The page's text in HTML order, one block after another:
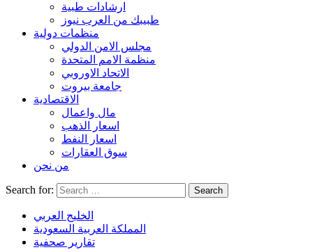
ارشادات طبية
طبيبك من العرب نيوز
منظمات دولية
مجلس الامن الدولي
منظمة الامم المتحدة
الاتحاد الاوروبي
جامعة بيروت
الاقتصادية
مال واعمال
اسعار الذهب
اسعار النفط
سوق العقارات
من نحن
Search for:
الخليج العربي
المملكة العربية السعودية
تقارير صحفية